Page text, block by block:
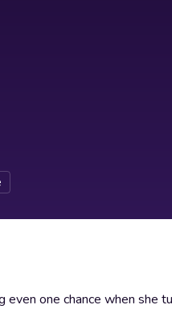
one chance when she